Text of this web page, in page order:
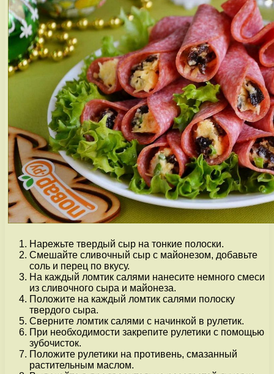
Нарежьте твердый сыр на тонкие полоски.
Смешайте сливочный сыр с майонезом, добавьте
соль и перец по вкусу.
На каждый ломтик салями нанесите немного смеси
из сливочного сыра и майонеза.
Положите на каждый ломтик салями полоску
твердого сыра.
Сверните ломтик салями с начинкой в рулетик.
При необходимости закрепите рулетики с помощью
зубочисток.
Положите рулетики на противень, смазанный
растительным маслом.